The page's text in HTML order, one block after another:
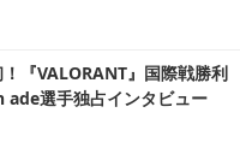
！『VALORANT』国際戦勝利
ade選手独占インタビュー